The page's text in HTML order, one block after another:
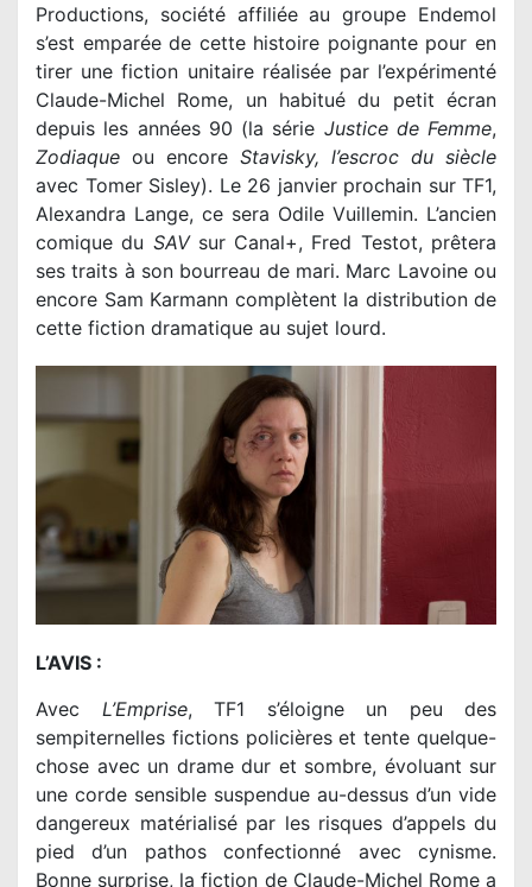
Productions, société affiliée au groupe Endemol
s’est emparée de cette histoire poignante pour en
tirer une fiction unitaire réalisée par l’expérimenté
Claude-Michel Rome, un habitué du petit écran
depuis les années 90 (la série Justice de Femme,
Zodiaque ou encore Stavisky, l’escroc du siècle
avec Tomer Sisley). Le 26 janvier prochain sur TF1,
Alexandra Lange, ce sera Odile Vuillemin. L’ancien
comique du SAV sur Canal+, Fred Testot, prêtera
ses traits à son bourreau de mari. Marc Lavoine ou
encore Sam Karmann complètent la distribution de
cette fiction dramatique au sujet lourd.
L’AVIS :
Avec L’Emprise, TF1 s’éloigne un peu des
sempiternelles fictions policières et tente quelque-
chose avec un drame dur et sombre, évoluant sur
une corde sensible suspendue au-dessus d’un vide
dangereux matérialisé par les risques d’appels du
pied d’un pathos confectionné avec cynisme.
Bonne surprise, la fiction de Claude-Michel Rome a